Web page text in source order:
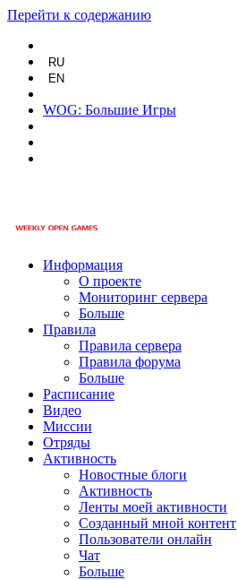
Перейти к содержанию
RU
EN
WOG: Большие Игры
Информация
О проекте
Мониторинг сервера
Больше
Правила
Правила сервера
Правила форума
Больше
Расписание
Видео
Миссии
Отряды
Активность
Новостные блоги
Активность
Ленты моей активности
Созданный мной контент
Пользователи онлайн
Чат
Больше